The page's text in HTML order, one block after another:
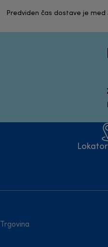
Predviden čas dostave je med
Trgovina